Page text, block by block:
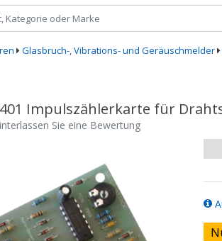
Glasbruch-, Vibrations- und Geräuschmelder
Impulszählerkarte für
Sie eine Bewertung